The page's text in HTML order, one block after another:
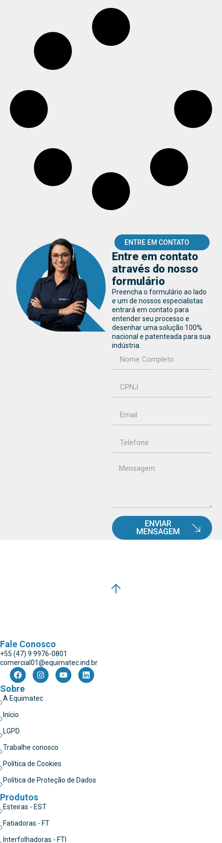
ENTRE EM CONTATO
Entre em contato
através do nosso
formulário
Preencha o formulário ao lado
e um de nossos especialistas
entrará em contato para
entender seu processo e
desenhar uma solução 100%
nacional e patenteada para sua
indústria.
ENVIAR
MENSAGEM
Fale Conosco
+55 (47) 9 9976-0801
comercial01@equimatec.ind.br
Sobre
A Equimatec
Início
LGPD
Trabalhe conosco
Política de Cookies
Política de Proteção de Dados
Produtos
Esteiras - EST
Fatiadoras - FT
Interfolhadoras - FTI